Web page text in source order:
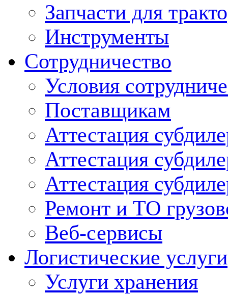
Запчасти для
Инструменты
Сотрудничество
Условия
Поставщикам
Аттестация
Аттестация
Аттестация
Ремонт и ТО
Веб-сервисы
Логистические услуги
Услуги хранения